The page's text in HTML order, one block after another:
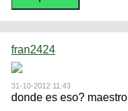
fran2424
31-10-2012 11:43
donde es eso? maestro